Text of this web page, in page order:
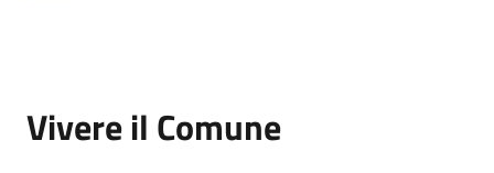
Vivere il Comune